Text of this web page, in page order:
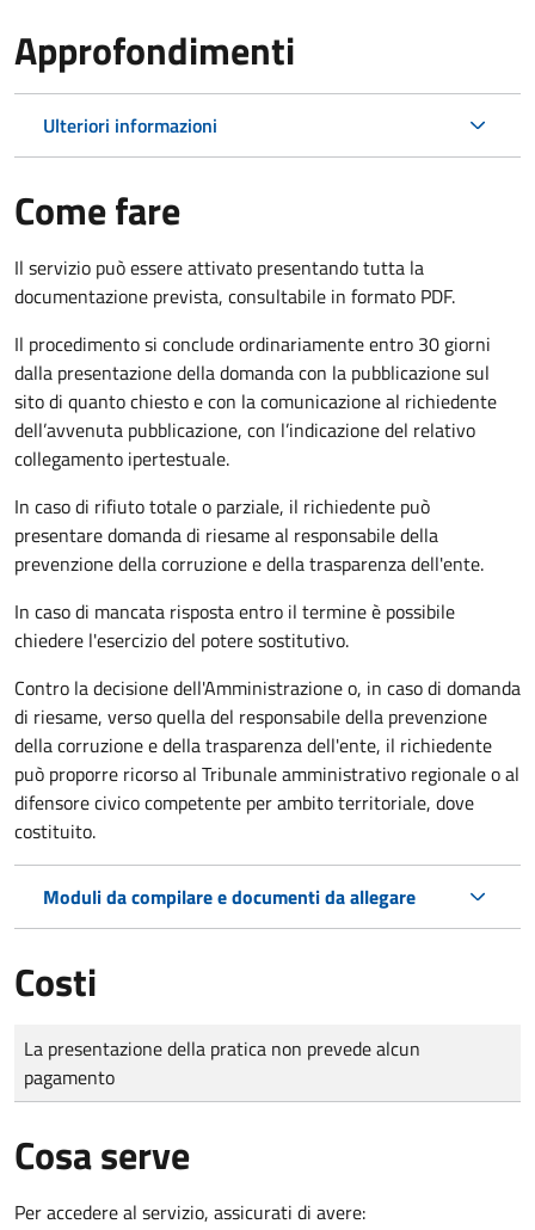
Approfondimenti
Ulteriori informazioni
Come fare
Il servizio può essere attivato presentando tutta la
documentazione prevista, consultabile in formato PDF.
Il procedimento si conclude ordinariamente entro 30 giorni
dalla presentazione della domanda con la pubblicazione sul
sito di quanto chiesto e con la comunicazione al richiedente
dell’avvenuta pubblicazione, con l’indicazione del relativo
collegamento ipertestuale.
In caso di rifiuto totale o parziale, il richiedente può
presentare domanda di riesame al responsabile della
prevenzione della corruzione e della trasparenza dell'ente.
In caso di mancata risposta entro il termine è possibile
chiedere l'esercizio del potere sostitutivo.
Contro la decisione dell'Amministrazione o, in caso di domanda
di riesame, verso quella del responsabile della prevenzione
della corruzione e della trasparenza dell'ente, il richiedente
può proporre ricorso al Tribunale amministrativo regionale o al
difensore civico competente per ambito territoriale, dove
costituito.
Moduli da compilare e documenti da allegare
Costi
Tipo di pagamento
Importo
La presentazione della pratica non prevede alcun
pagamento
Cosa serve
Per accedere al servizio, assicurati di avere: